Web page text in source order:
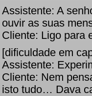
Assistente: A
ouvir as suas
Cliente: Ligo para
[dificuldade em
Assistente:
Cliente: Nem
isto tudo… Dava